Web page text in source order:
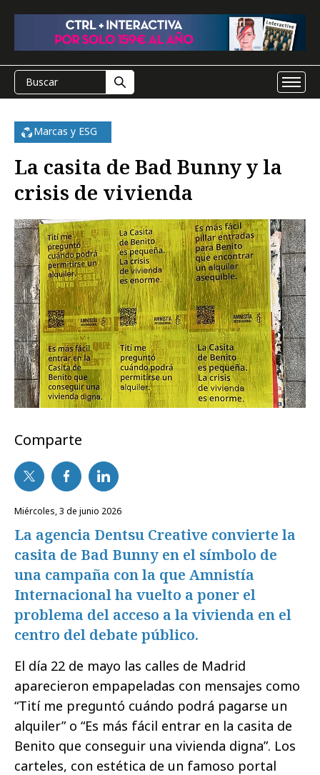
Marcas y ESG
La casita de Bad Bunny y la
crisis de vivienda
Comparte
miércoles, 3 de junio 2026
La agencia Dentsu Creative convierte la
casita de Bad Bunny en el símbolo de
una campaña con la que Amnistía
Internacional ha vuelto a poner el
problema del acceso a la vivienda en el
centro del debate público.
El día 22 de mayo las calles de Madrid
aparecieron empapeladas con mensajes como
“Tití me preguntó cuándo podrá pagarse un
alquiler” o “Es más fácil entrar en la casita de
Benito que conseguir una vivienda digna”. Los
carteles, con estética de un famoso portal